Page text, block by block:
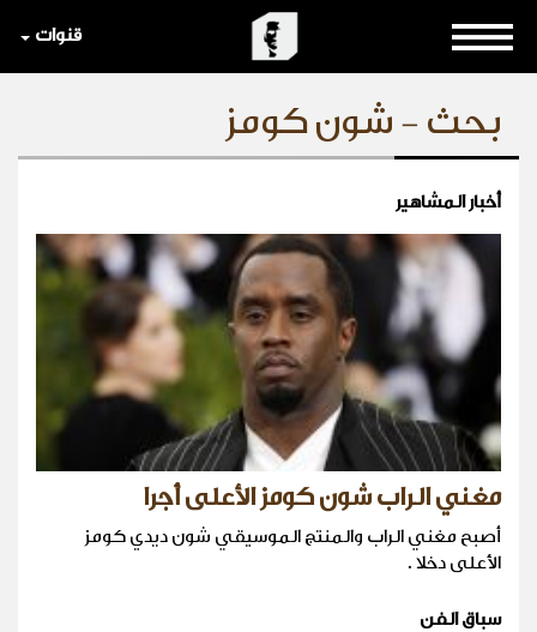
قنوات
بحث - شون كومز
أخبار المشاهير
مغني الراب شون كومز الأعلى أجرا
أصبح مغني الراب والمنتج الموسيقي شون ديدي كومز
الأعلى دخلا .
سباق الفن